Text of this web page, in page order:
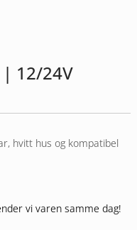
| 12/24V
hvitt hus og kompatibel
vi varen samme dag!